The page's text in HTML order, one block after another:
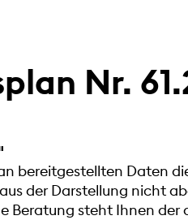
Nr.
bereitgestellten Daten
der Darstellung nicht
Beratung steht Ihnen